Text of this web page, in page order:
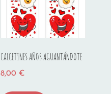
CALCETINES AÑOS AGUANTÁNDOTE
8,00 €